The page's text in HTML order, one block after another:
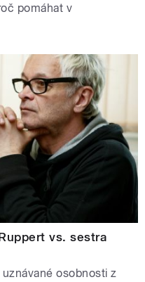
pomáhat v
vs. sestra
osobnosti z